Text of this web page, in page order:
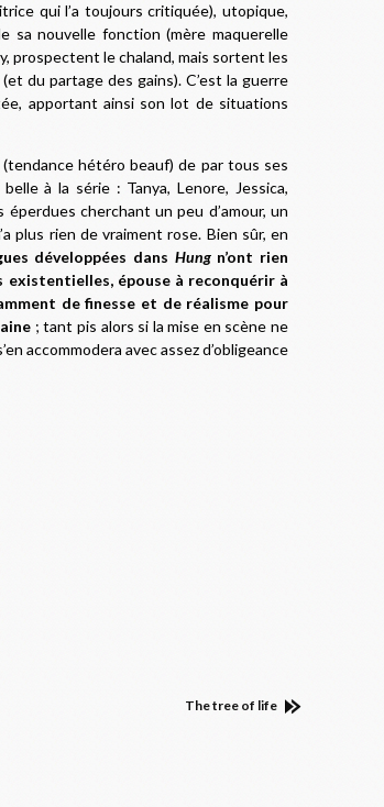
qui l’a toujours critiquée), utopique,
sa nouvelle fonction (mère maquerelle
prospectent le chaland, mais sortent les
du partage des gains). C’est la guerre
apportant ainsi son lot de situations
hétéro beauf) de par tous ses
à la série : Tanya, Lenore, Jessica,
cherchant un peu d’amour, un
plus rien de vraiment rose. Bien sûr, en
développées dans Hung n’ont rien
existentielles, épouse à reconquérir à
de finesse et de réalisme pour
; tant pis alors si la mise en scène ne
accommodera avec assez d’obligeance
The tree of life